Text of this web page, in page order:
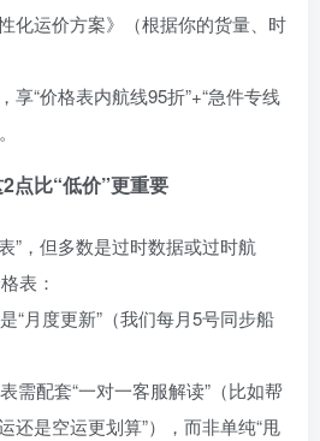
化运价方案》（根据你的货量、时
享“价格表内航线95折”+“急件专线
点比“低价”更重要
”，但多数是过时数据或过时航
表：
“月度更新”（我们每月5号同步船
需配套“一对一客服解读”（比如帮
还是空运更划算”），而非单纯“甩